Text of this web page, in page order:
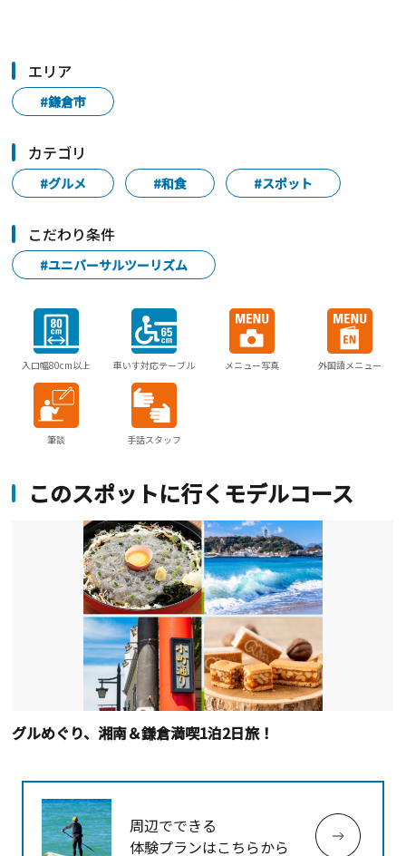
エリア
#鎌倉市
カテゴリ
#グルメ #和食 #スポット
こだわり条件
#ユニバーサルツーリズム
入口幅80cm以上 車いす対応テーブル メニュー写真 外国語メニュー
筆談 手話スタッフ
このスポットに行くモデルコース
グルめぐり、湘南＆鎌倉満喫1泊2日旅！
周辺でできる
体験プランはこちらから